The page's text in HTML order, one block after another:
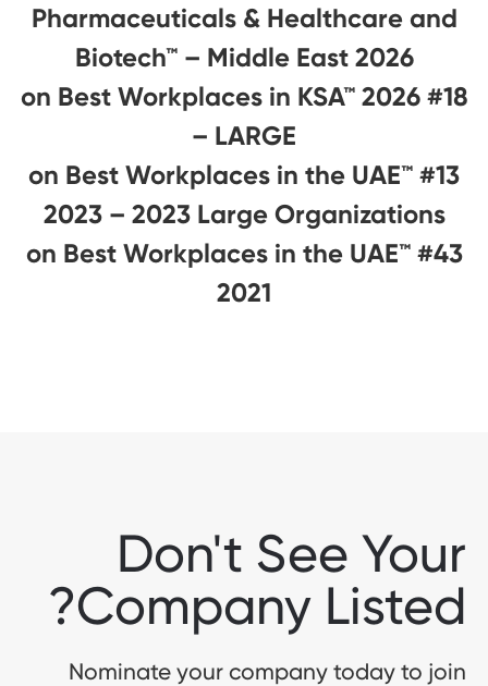
Pharmaceuticals & Healthcare and
Biotech™ – Middle East 2026
#18 on Best Workplaces in KSA™ 2026
– LARGE
#13 on Best Workplaces in the UAE™
2023 – 2023 Large Organizations
#43 on Best Workplaces in the UAE™
2021
Don't See Your
Company Listed?
Nominate your company today to join